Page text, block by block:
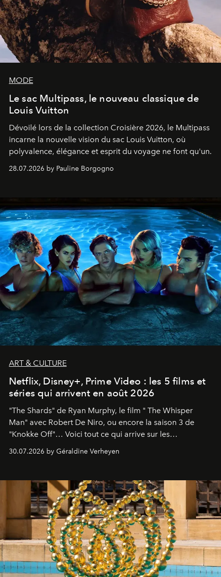
MODE
Le sac Multipass, le nouveau classique de
Louis Vuitton
Dévoilé lors de la collection Croisière 2026, le Multipass
incarne la nouvelle vision du sac Louis Vuitton, où
polyvalence, élégance et esprit du voyage ne font qu'un.
28.07.2026 by Pauline Borgogno
ART & CULTURE
Netflix, Disney+, Prime Video : les 5 films et
séries qui arrivent en août 2026
"The Shards" de Ryan Murphy, le film " The Whisper
Man" avec Robert De Niro, ou encore la saison 3 de
"Knokke Off"… Voici tout ce qui arrive sur les
plateformes de streaming en août 2026.
30.07.2026 by Géraldine Verheyen